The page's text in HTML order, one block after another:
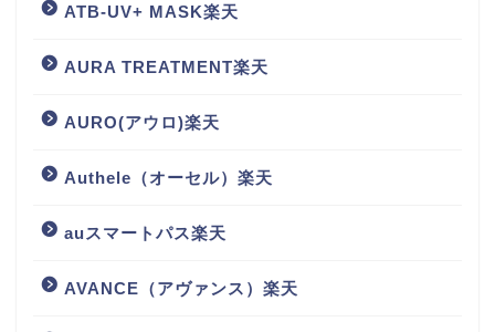
ATB-UV+ MASK楽天
AURA TREATMENT楽天
AURO(アウロ)楽天
Authele（オーセル）楽天
auスマートパス楽天
AVANCE（アヴァンス）楽天